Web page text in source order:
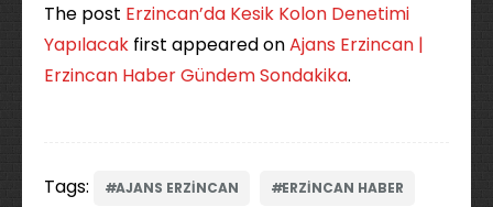
The post Erzincan’da Kesik Kolon Denetimi
Yapılacak first appeared onAjans Erzincan |
Erzincan Haber Gündem Sondakika.
Tags: AJANS ERZINCAN ERZINCAN HABER